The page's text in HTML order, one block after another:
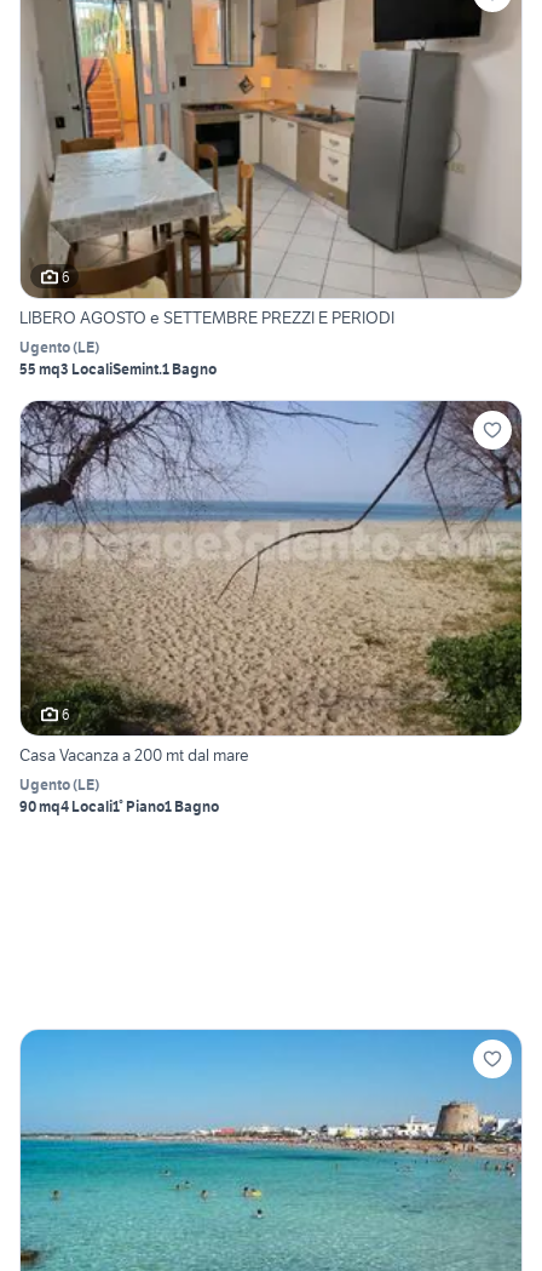
6
LIBERO AGOSTO e SETTEMBRE PREZZI E PERIODI
Ugento(LE)
55 mq3 LocaliSemint.1 Bagno
6
Casa Vacanza a 200 mt dal mare
Ugento(LE)
90 mq4 Locali1° Piano1 Bagno